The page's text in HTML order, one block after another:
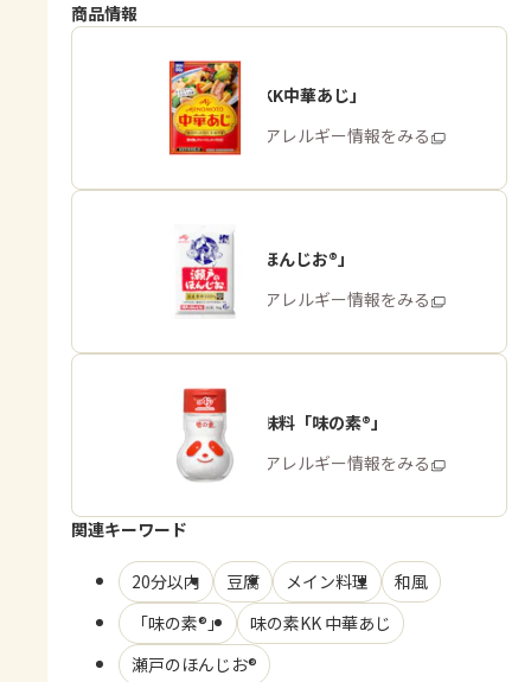
商品情報
「味の素KK中華あじ」
商品・アレルギー情報をみる
「瀬戸のほんじお®」
商品・アレルギー情報をみる
うま味調味料「味の素®」
商品・アレルギー情報をみる
関連キーワード
20分以内 豆腐 メイン料理
和風
「味の素®」
味の素KK 中華あじ
瀬戸のほんじお®